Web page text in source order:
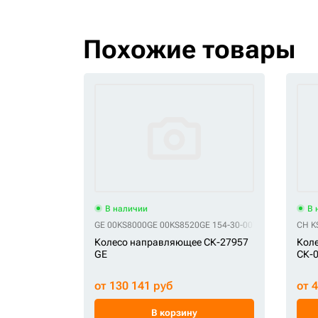
Похожие товары
В наличии
GE 00KS8000GE 00KS8520GE 154-30-00770 GE 154-30-
Колесо направляющее СК-27957
GE
от 130 141 руб
В корзину
В
CH
СК-
от